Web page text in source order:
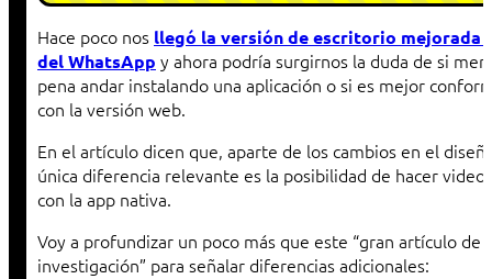
Hace poco nos llegó la versión de escritorio mejorada
del WhatsApp y ahora podría surgirnos la duda de si
pena andar instalando una aplicación o si es mejor
con la versión web.
En el artículo dicen que, aparte de los cambios en el
única diferencia relevante es la posibilidad de hacer
con la app nativa.
Voy a profundizar un poco más que este “gran artículo de
investigación” para señalar diferencias adicionales: